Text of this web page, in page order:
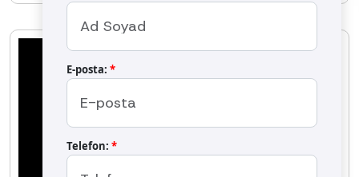
E-posta: *
Telefon: *